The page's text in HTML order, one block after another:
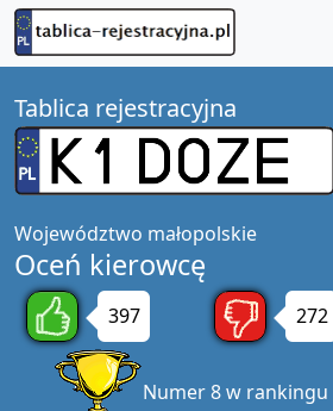
Tablica rejestracyjna
Województwo małopolskie
Oceń kierowcę
397 272
Numer 8 w rankingu